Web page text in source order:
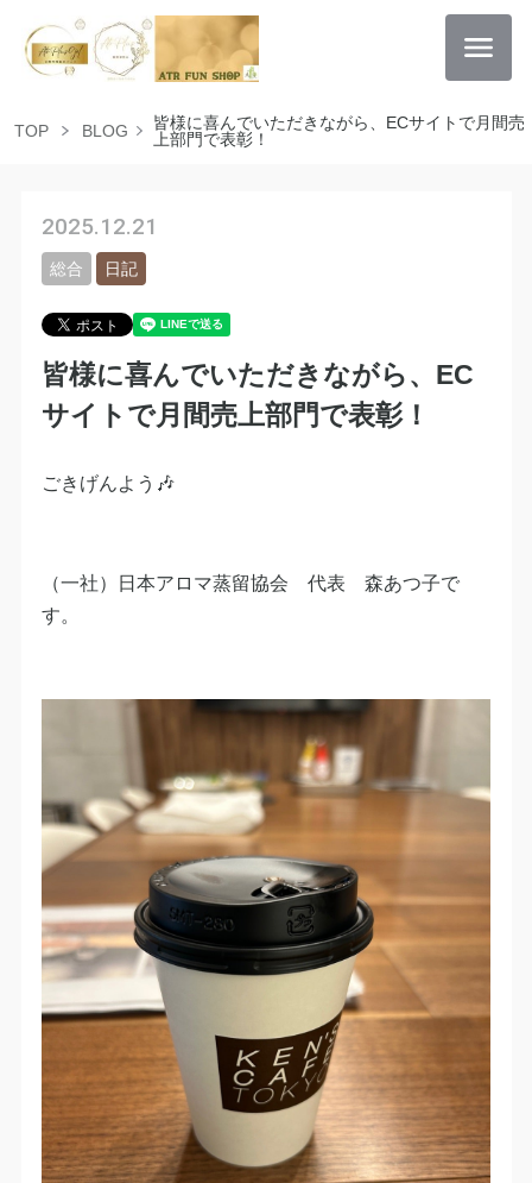
TOP BLOG
皆様に喜んでいただきながら、ECサイトで月間売
上部門で表彰！
2025.12.21
総合 日記
皆様に喜んでいただきながら、EC
サイトで月間売上部門で表彰！
ごきげんよう🎶
（一社）日本アロマ蒸留協会 代表 森あつ子で
す。